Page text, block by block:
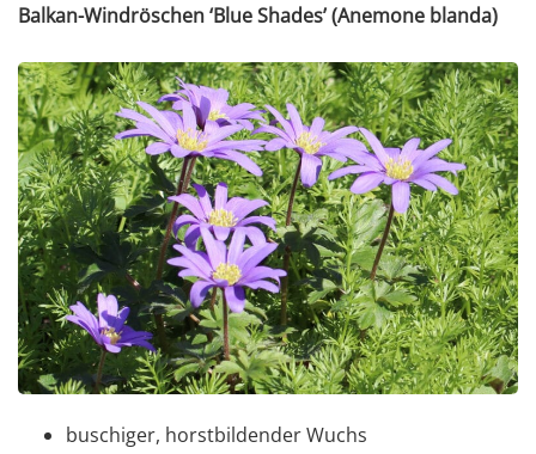
Balkan-Windröschen ‘Blue Shades’ (Anemone blanda)
buschiger, horstbildender Wuchs